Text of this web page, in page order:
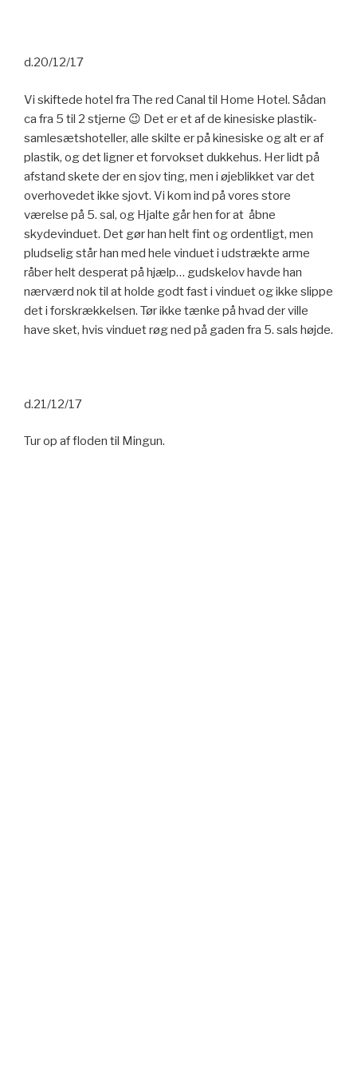
d.20/12/17
Vi skiftede hotel fra The red Canal til Home Hotel. Sådan
ca fra 5 til 2 stjerne 😉 Det er et af de kinesiske plastik-
samlesætshoteller, alle skilte er på kinesiske og alt er af
plastik, og det ligner et forvokset dukkehus. Her lidt på
afstand skete der en sjov ting, men i øjeblikket var det
overhovedet ikke sjovt. Vi kom ind på vores store
værelse på 5. sal, og Hjalte går hen for at åbne
skydevinduet. Det gør han helt fint og ordentligt, men
pludselig står han med hele vinduet i udstrækte arme
råber helt desperat på hjælp… gudskelov havde han
nærværd nok til at holde godt fast i vinduet og ikke slippe
det i forskrækkelsen. Tør ikke tænke på hvad der ville
have sket, hvis vinduet røg ned på gaden fra 5. sals højde.
d.21/12/17
Tur op af floden til Mingun.